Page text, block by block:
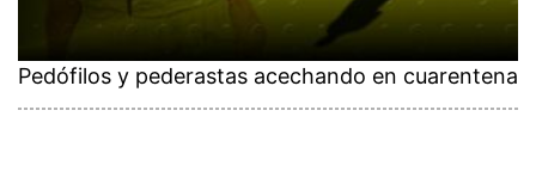
Pedófilos y pederastas acechando en cuarentena